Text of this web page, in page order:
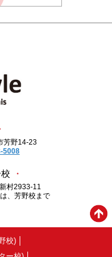
芳野14-23
5008
・
村2933-11
、芳野校まで
校)